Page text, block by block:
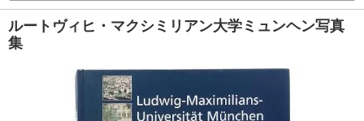
ルートヴィヒ・マクシミリアン大学ミュンヘン写真
集